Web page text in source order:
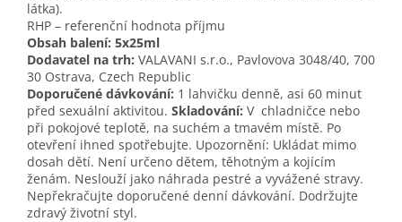
látka).
RHP – referenční hodnota příjmu
Obsah balení: 5x25ml
Dodavatel na trh: VALAVANI s.r.o., Pavlovova 3048/40, 700
30 Ostrava, Czech Republic
Doporučené dávkování: 1 lahvičku denně, asi 60 minut
před sexuální aktivitou. Skladování: V chladničce nebo
při pokojové teplotě, na suchém a tmavém místě. Po
otevření ihned spotřebujte. Upozornění: Ukládat mimo
dosah dětí. Není určeno dětem, těhotným a kojícím
ženám. Neslouží jako náhrada pestré a vyvážené stravy.
Nepřekračujte doporučené denní dávkování. Dodržujte
zdravý životní styl.